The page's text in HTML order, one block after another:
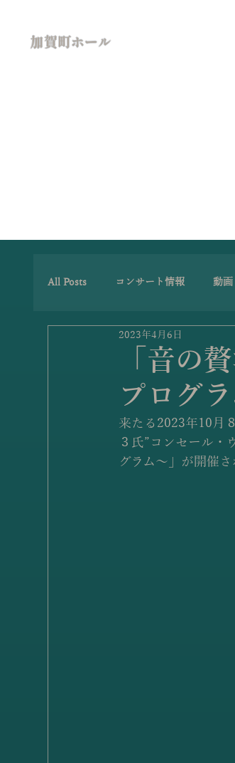
加賀町ホール
All Posts コンサート情報 動画
「音の
プログ
2023年4月6日
来たる2023年10月
３氏”コンセール・
グラム〜」が開催